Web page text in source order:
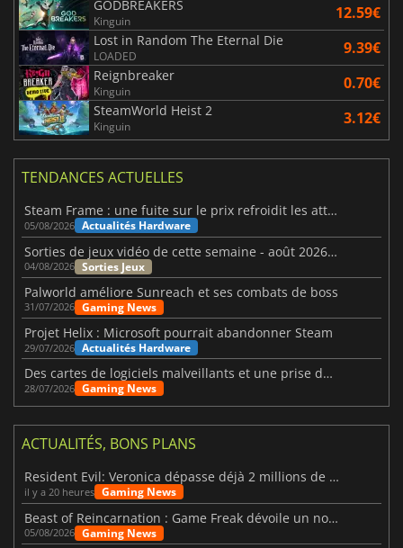
GODBREAKERS
Kinguin 12.59€
Lost in Random The Eternal Die
LOADED 9.39€
Reignbreaker
Kinguin 0.70€
SteamWorld Heist 2
Kinguin 3.12€
TENDANCES ACTUELLES
Steam Frame : une fuite sur le prix refroidit les attentes VR
05/08/2026 Actualités Hardware
Sorties de jeux vidéo de cette semaine - août 2026 (semaine 32)
04/08/2026 Sorties Jeux
Palworld améliore Sunreach et ses combats de boss
31/07/2026 Gaming News
Projet Helix : Microsoft pourrait abandonner Steam
29/07/2026 Actualités Hardware
Des cartes de logiciels malveillants et une prise de contrôle de Discord ont touché Meccha Chameleon
28/07/2026 Gaming News
ACTUALITÉS, BONS PLANS
Resident Evil: Veronica dépasse déjà 2 millions de wishlists
il y a 20 heures Gaming News
Beast of Reincarnation : Game Freak dévoile un nouveau pari
05/08/2026 Gaming News